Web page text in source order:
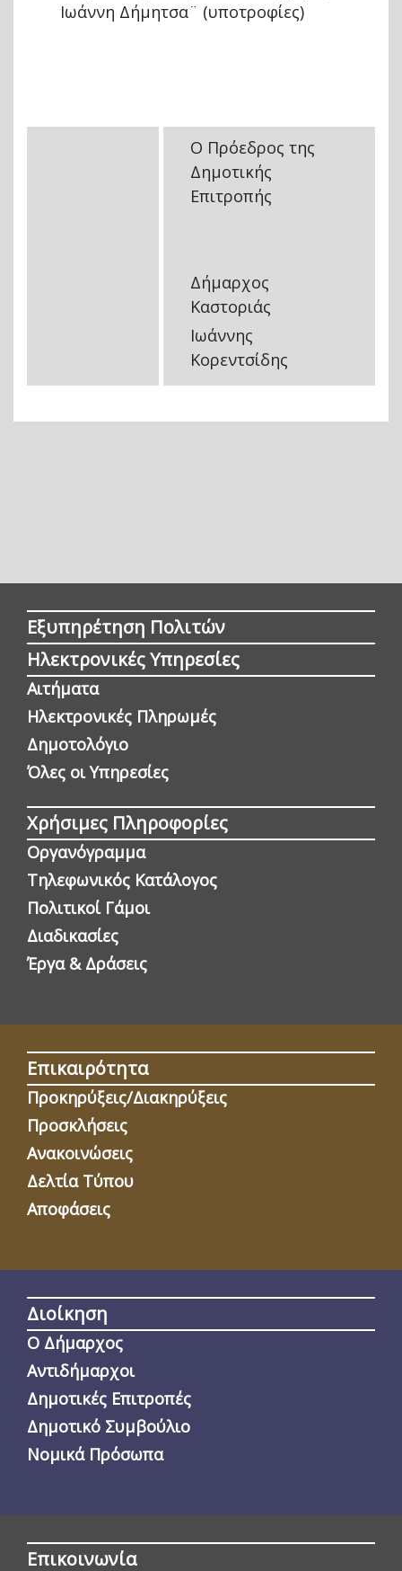
Ιωάννη Δήμητσα¨ (υποτροφίες)
Ο Πρόεδρος της
Δημοτικής
Επιτροπής
Δήμαρχος
Καστοριάς
Ιωάννης
Κορεντσίδης
Εξυπηρέτηση Πολιτών
Ηλεκτρονικές Υπηρεσίες
Αιτήματα
Ηλεκτρονικές Πληρωμές
Δημοτολόγιο
Όλες οι Yπηρεσίες
Χρήσιμες Πληροφορίες
Οργανόγραμμα
Τηλεφωνικός Κατάλογος
Πολιτικοί Γάμοι
Διαδικασίες
Έργα & Δράσεις
Επικαιρότητα
Προκηρύξεις/Διακηρύξεις
Προσκλήσεις
Ανακοινώσεις
Δελτία Τύπου
Αποφάσεις
Διοίκηση
Ο Δήμαρχος
Αντιδήμαρχοι
Δημοτικές Επιτροπές
Δημοτικό Συμβούλιο
Νομικά Πρόσωπα
Επικοινωνία